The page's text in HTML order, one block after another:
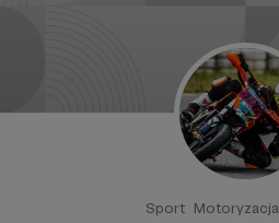
Sport Motoryzacja